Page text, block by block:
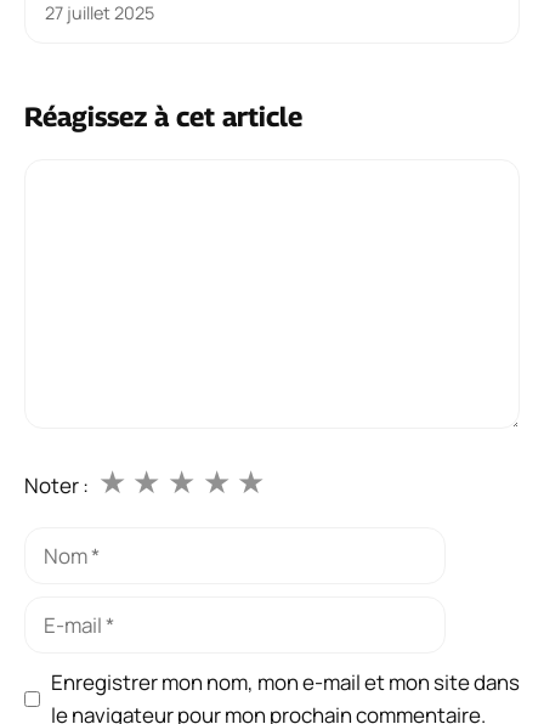
27 juillet 2025
Réagissez à cet article
Noter : ★
★
★
★
★
Nom
Enregistrer mon nom, mon e-mail et mon site dans
le navigateur pour mon prochain commentaire.